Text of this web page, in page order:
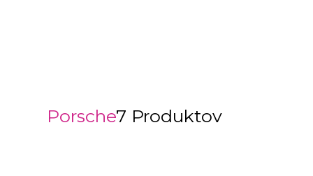
Porsche7 Produktov